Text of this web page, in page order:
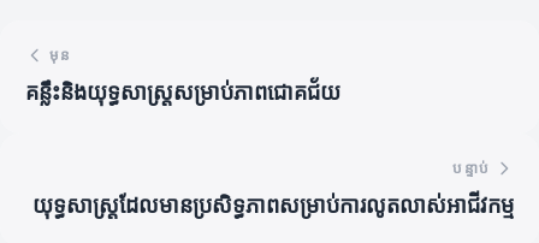
មុន
គន្លឹះនិងយុទ្ធសាស្ត្រសម្រាប់ភាពជោគជ័យ
បន្ទាប់
យុទ្ធសាស្ត្រដែលមានប្រសិទ្ធភាពសម្រាប់ការលូតលាស់អាជីវកម្ម